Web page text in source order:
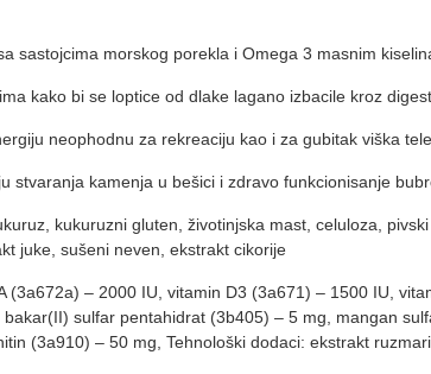
sastojcima morskog porekla i Omega 3 masnim
kako bi se loptice od dlake lagano izbacile kroz
neophodnu za rekreaciju kao i za gubitak viška
stvaranja kamenja u bešici i zdravo funkcionisanje
kukuruzni gluten, životinjska mast, celuloza,
juke, sušeni neven, ekstrakt cikorije
(3a672a) – 2000 IU, vitamin D3 (3a671) – 1500 IU,
sulfar pentahidrat (3b405) – 5 mg, mangan
(3a910) – 50 mg, Tehnološki dodaci: ekstrakt